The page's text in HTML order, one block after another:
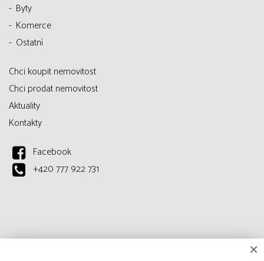
Byty
Komerce
Ostatní
Chci koupit nemovitost
Chci prodat nemovitost
Aktuality
Kontakty
Facebook
+420 777 922 731
×